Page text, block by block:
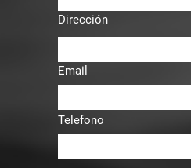
Dirección
Email
Telefono